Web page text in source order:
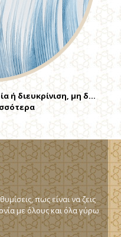
ή διευκρίνιση, μη δ…
πως είναι να ζεις
με όλους και όλα γύρω